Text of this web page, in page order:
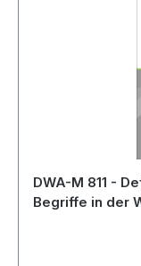
DWA-M 811 -
Begriffe in der